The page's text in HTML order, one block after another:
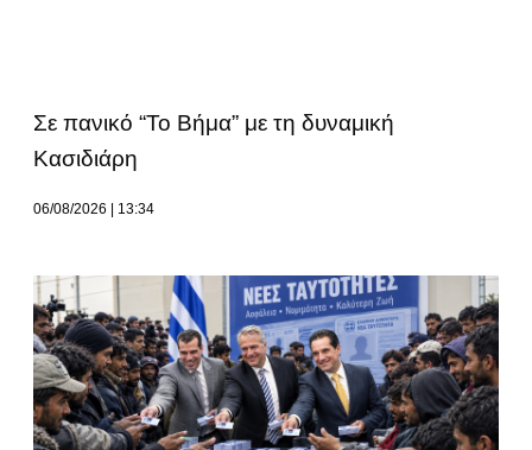
Σε πανικό “Το Βήμα” με τη δυναμική
Κασιδιάρη
06/08/2026 13:34